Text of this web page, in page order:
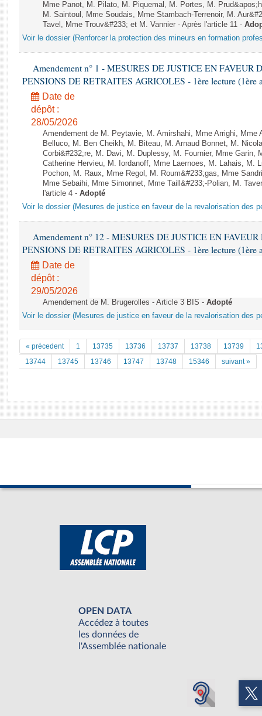
Mme Panot, M. Pilato, M. Piquemal, M. Portes, M.
M. Saintoul, Mme Soudais, Mme Stambach-Terrenoir, M.
Tavel, Mme Trouv&#233; et M. Vannier - Après l'article 11 -
Voir le dossier (Renforcer la protection des mineurs en formation
Amendement n° 1 - MESURES DE JUSTICE EN FAVEUR
PENSIONS DE RETRAITES AGRICOLES - 1ère lecture (1ère
Date de
dépôt :
28/05/2026
Amendement de M. Peytavie, M. Amirshahi, Mme Arrighi, Mme
Belluco, M. Ben Cheikh, M. Biteau, M. Arnaud Bonnet, M.
Corbi&#232;re, M. Davi, M. Duplessy, M. Fournier, Mme Garin,
Catherine Hervieu, M. Iordanoff, Mme Laernoes, M. Lahais, M.
Pochon, M. Raux, Mme Regol, M. Roum&#233;gas, Mme
Mme Sebaihi, Mme Simonnet, Mme Taill&#233;-Polian, M.
l'article 4 - Adopté
Voir le dossier (Mesures de justice en faveur de la revalorisation des
Amendement n° 12 - MESURES DE JUSTICE EN
PENSIONS DE RETRAITES AGRICOLES - 1ère lecture (1ère
Date de
dépôt :
29/05/2026
Amendement de M. Brugerolles - Article 3 BIS - Adopté
Voir le dossier (Mesures de justice en faveur de la revalorisation des
« précedent 1 13735 13736 13737 13738 13739
13744
13745 13746 13747 13748 15346 suivant »
OPEN DATA
Accédez à toutes
les données de
l'Assemblée nationale